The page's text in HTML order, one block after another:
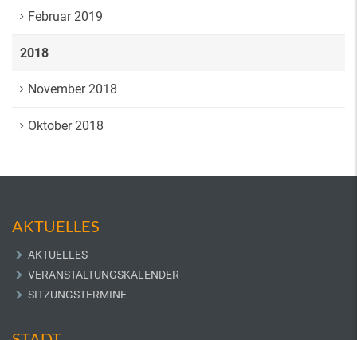
Februar 2019
2018
November 2018
Oktober 2018
AKTUELLES
AKTUELLES
VERANSTALTUNGSKALENDER
SITZUNGSTERMINE